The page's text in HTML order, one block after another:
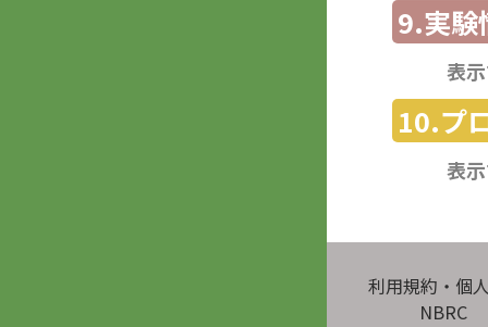
9.実験
表
10.プ
表
利用規約・個
NBRC